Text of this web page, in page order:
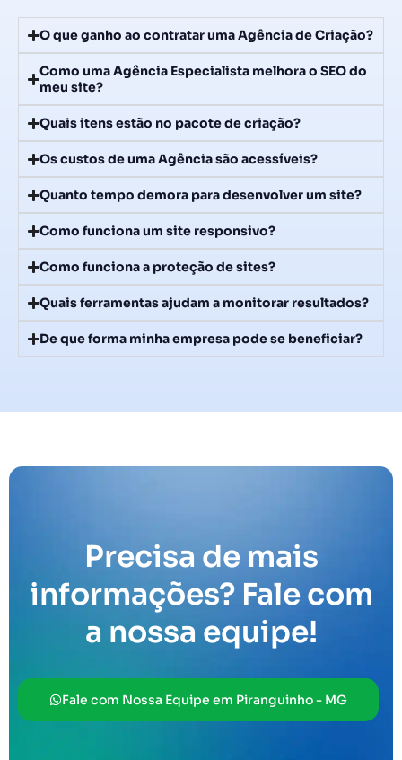
O que ganho ao contratar uma Agência de Criação?
Como uma Agência Especialista melhora o SEO do
meu site?
Quais itens estão no pacote de criação?
Os custos de uma Agência são acessíveis?
Quanto tempo demora para desenvolver um site?
Como funciona um site responsivo?
Como funciona a proteção de sites?
Quais ferramentas ajudam a monitorar resultados?
De que forma minha empresa pode se beneficiar?
Precisa de mais
informações? Fale com
a nossa equipe!
Fale com Nossa Equipe em Piranguinho - MG